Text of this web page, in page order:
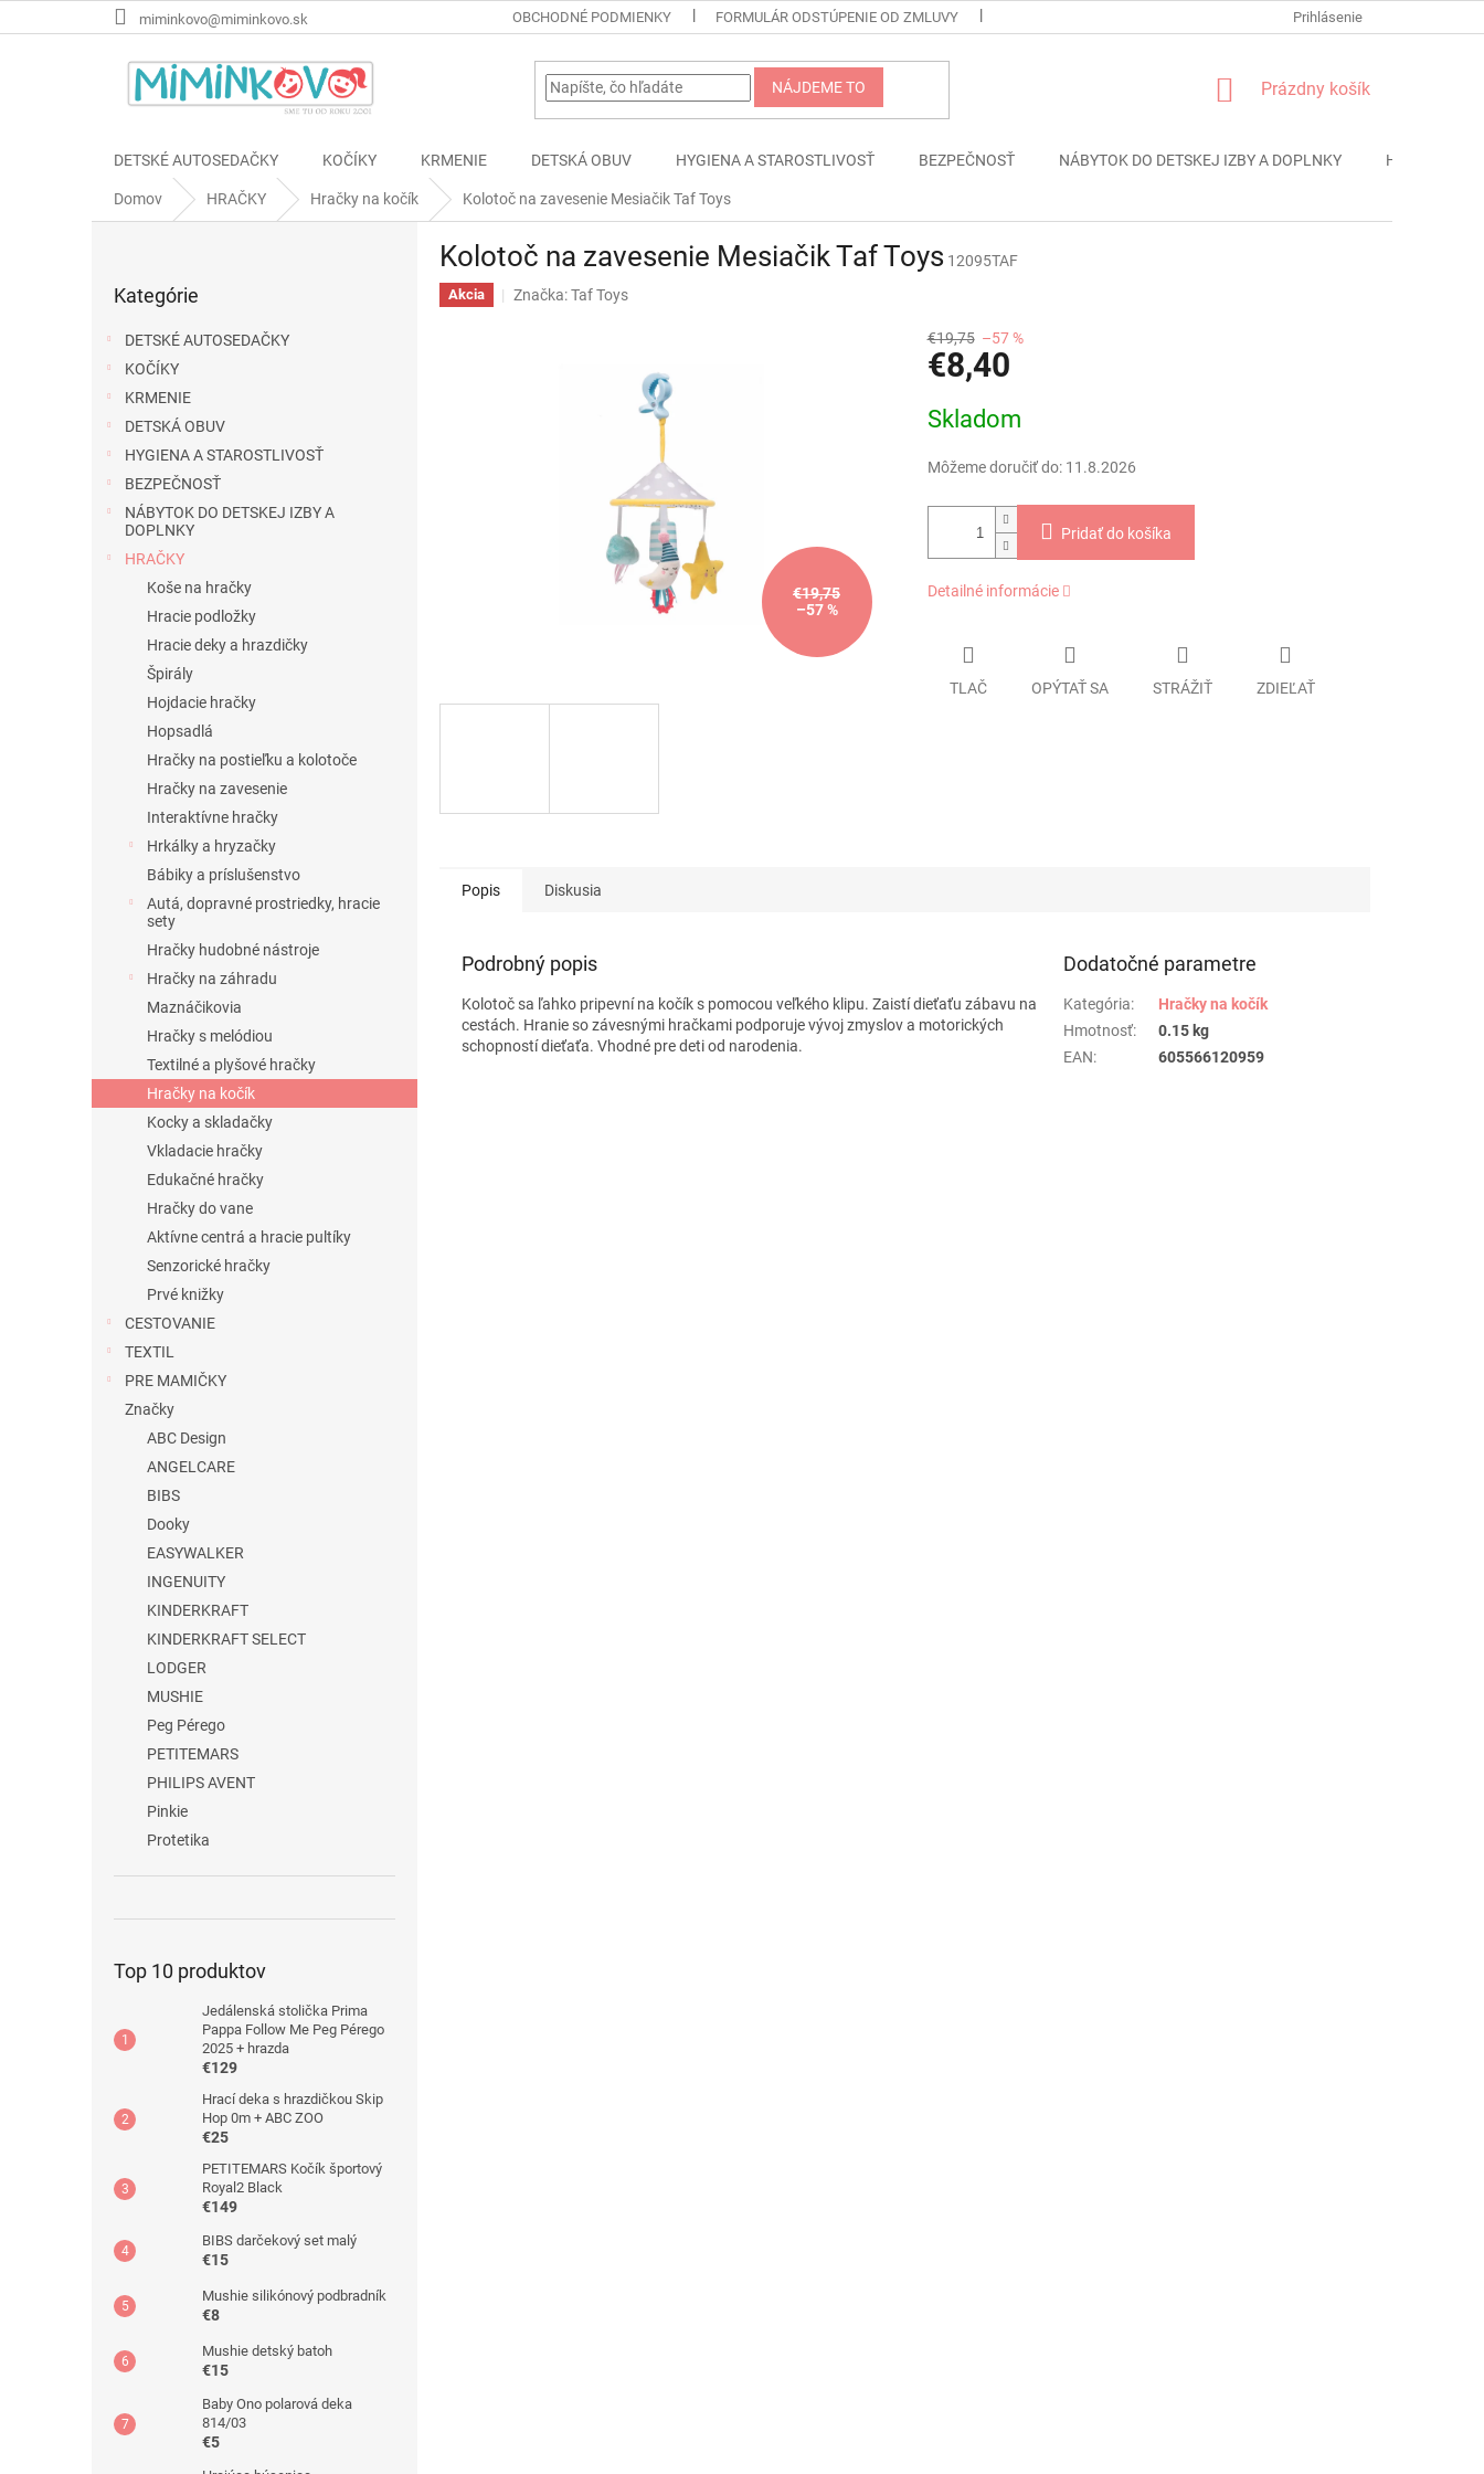
na
miminkovo@miminkovo.sk OBCHODNÉ PODMIENKY FORMULÁR ODSTÚPENIE OD ZMLUVY PODMIENKY OCHRANY OSOBNÝCH
Prihlásenie
NÁJDEME TO
NÁKUPNÝ
Prázdny košík
DETSKÉ AUTOSEDAČKY KOČÍKY KRMENIE DETSKÁ OBUV HYGIENA A STAROSTLIVOSŤ BEZPEČNOSŤ NÁBYTOK DO DETSKEJ IZBY A DOPLNKY HRAČKY
Domov HRAČKY Hračky na kočík Kolotoč na zavesenie Mesiačik Taf Toys
kategórie
Kategórie
DETSKÉ AUTOSEDAČKY
KOČÍKY
KRMENIE
DETSKÁ OBUV
HYGIENA A STAROSTLIVOSŤ
BEZPEČNOSŤ
NÁBYTOK DO DETSKEJ IZBY A
DOPLNKY
HRAČKY
Koše na hračky
Hracie podložky
Hracie deky a hrazdičky
Špirály
Hojdacie hračky
Hopsadlá
Hračky na postieľku a kolotoče
Hračky na zavesenie
Interaktívne hračky
Hrkálky a hryzačky
Bábiky a príslušenstvo
Autá, dopravné prostriedky, hracie
sety
Hračky hudobné nástroje
Hračky na záhradu
Maznáčikovia
Hračky s melódiou
Textilné a plyšové hračky
Hračky na kočík
Kocky a skladačky
Vkladacie hračky
Edukačné hračky
Hračky do vane
Aktívne centrá a hracie pultíky
Senzorické hračky
Prvé knižky
CESTOVANIE
TEXTIL
PRE MAMIČKY
Značky
ABC Design
ANGELCARE
BIBS
Dooky
EASYWALKER
INGENUITY
KINDERKRAFT
KINDERKRAFT SELECT
LODGER
MUSHIE
Peg Pérego
PETITEMARS
PHILIPS AVENT
Pinkie
Protetika
Top 10 produktov
Jedálenská stolička Prima
Pappa Follow Me Peg Pérego
2025 + hrazda
€129
Hrací deka s hrazdičkou Skip
Hop 0m + ABC ZOO
€25
PETITEMARS Kočík športový
Royal2 Black
€149
BIBS darčekový set malý
€15
Mushie silikónový podbradník
€8
Mushie detský batoh
€15
Baby Ono polarová deka
814/03
€5
Kolotoč na zavesenie Mesiačik Taf Toys 12095TAF
Akcia Značka:Taf Toys
€19,75
–57 %
€19,75 –57 %
€8,40
cena:
Skladom
Môžeme doručiť do: 11.8.2026
Pridať do košíka
Detailné informácie
TLAČ OPÝTAŤ SA STRÁŽIŤ ZDIEĽAŤ
Popis Diskusia
Podrobný popis
Kolotoč sa ľahko pripevní na kočík s pomocou veľkého klipu. Zaistí dieťaťu zábavu na
cestách. Hranie so závesnými hračkami podporuje vývoj zmyslov a motorických
schopností dieťaťa. Vhodné pre deti od narodenia.
Dodatočné parametre
Kategória:
Hračky na kočík
Hmotnosť:
0.15 kg
EAN: 605566120959